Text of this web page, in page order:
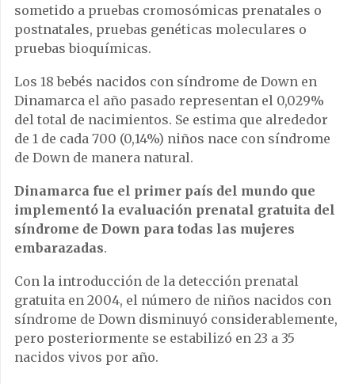
sometido a pruebas cromosómicas prenatales o
postnatales, pruebas genéticas moleculares o
pruebas bioquímicas.
Los 18 bebés nacidos con síndrome de Down en
Dinamarca el año pasado representan el 0,029%
del total de nacimientos. Se estima que alrededor
de 1 de cada 700 (0,14%) niños nace con síndrome
de Down de manera natural.
Dinamarca fue el primer país del mundo que
implementó la evaluación prenatal gratuita del
síndrome de Down para todas las mujeres
embarazadas.
Con la introducción de la detección prenatal
gratuita en 2004, el número de niños nacidos con
síndrome de Down disminuyó considerablemente,
pero posteriormente se estabilizó en 23 a 35
nacidos vivos por año.